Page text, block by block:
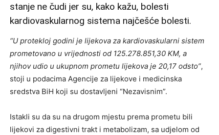
stanje ne čudi jer su, kako kažu, bolesti
kardiovaskularnog sistema najčešće bolesti.
“U protekloj godini je lijekova za kardiovaskularni sistem
prometovano u vrijednosti od 125.278.851,30 KM, a
njihov udio u ukupnom prometu lijekova je 20,17 odsto”,
stoji u podacima Agencije za lijekove i medicinska
sredstva BiH koji su dostavljeni “Nezavisnim”.
Istakli su da su na drugom mjestu prema prometu bili
lijekovi za digestivni trakt i metabolizam, sa udjelom od